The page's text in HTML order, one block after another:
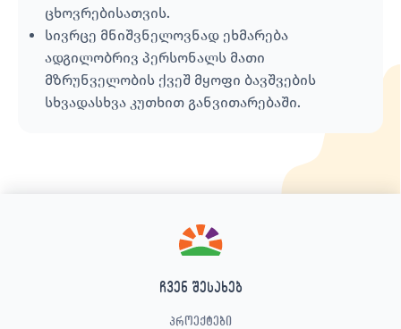
ცხოვრებისათვის.
სივრცე მნიშვნელოვნად ეხმარება
ადგილობრივ პერსონალს მათი
მზრუნველობის ქვეშ მყოფი ბავშვების
სხვადასხვა კუთხით განვითარებაში.
ჩვენ შესახებ
პროექტები